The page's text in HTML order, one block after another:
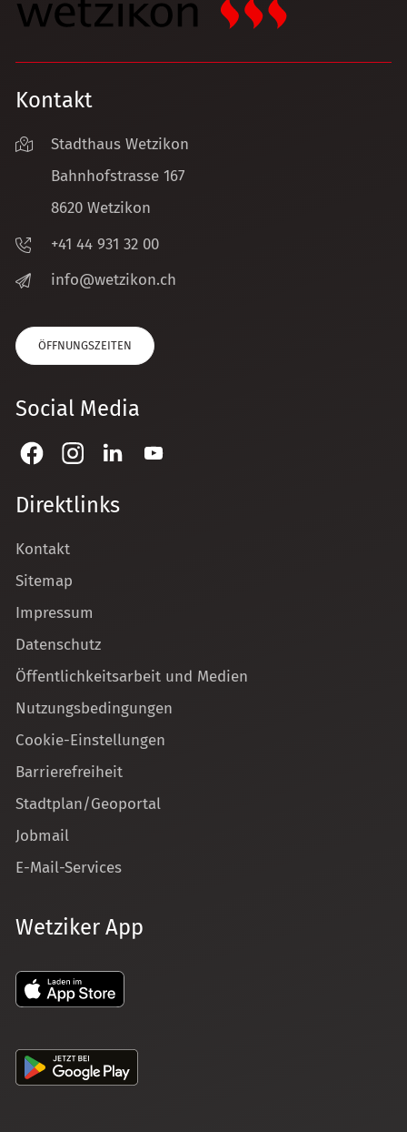
Kontakt
Stadthaus Wetzikon
Bahnhofstrasse 167
8620 Wetzikon
+41 44 931 32 00
nf
w tz k n ch
ÖFFNUNGSZEITEN
Social Media
Direktlinks
Kontakt
Sitemap
Impressum
Datenschutz
Öffentlichkeitsarbeit und Medien
Nutzungsbedingungen
Cookie-Einstellungen
Barrierefreiheit
Stadtplan/Geoportal
Jobmail
E-Mail-Services
Wetziker App